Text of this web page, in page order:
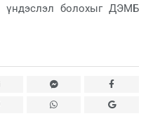
үндэслэл болохыг ДЭМБ